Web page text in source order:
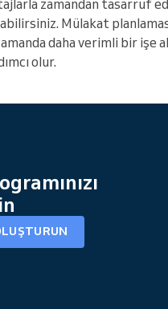
zamandan tasarruf
Mülakat
daha verimli bir işe
olur.